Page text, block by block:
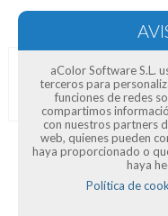
aColor Software S.L.
terceros para
funciones de redes
compartimos
con nuestros partners
web, quienes pueden
haya proporcionado o
haya
Política de